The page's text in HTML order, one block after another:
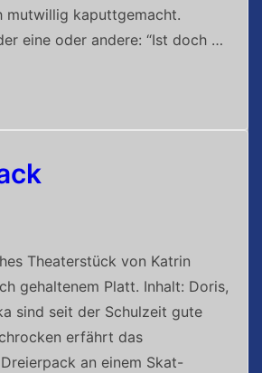
mutwillig kaputtgemacht.
eine oder andere: “Ist doch …
Theaterstück von Katrin
gehaltenem Platt. Inhalt: Doris,
sind seit der Schulzeit gute
erfährt das
an einem Skat-